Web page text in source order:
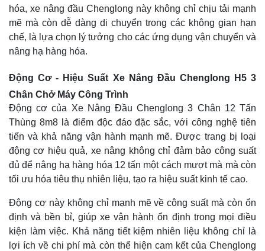
hóa, xe nâng đầu Chenglong này không chỉ chịu tải mạnh
mẽ mà còn dễ dàng di chuyển trong các không gian hạn
chế, là lựa chọn lý tưởng cho các ứng dụng vận chuyển và
nâng hạ hàng hóa.
Động Cơ - Hiệu Suất Xe Nâng Đầu Chenglong H5 3
Chân Chở Máy Công Trình
Động cơ của Xe Nâng Đầu Chenglong 3 Chân 12 Tấn
Thùng 8m8 là điểm độc đáo đặc sắc, với công nghệ tiên
tiến và khả năng vận hành mạnh mẽ. Được trang bị loại
động cơ hiệu quả, xe nâng không chỉ đảm bảo công suất
đủ để nâng hạ hàng hóa 12 tấn một cách mượt mà mà còn
tối ưu hóa tiêu thụ nhiên liệu, tạo ra hiệu suất kinh tế cao.
Động cơ này không chỉ mạnh mẽ về công suất mà còn ổn
định và bền bỉ, giúp xe vận hành ổn định trong mọi điều
kiện làm việc. Khả năng tiết kiệm nhiên liệu không chỉ là
lợi ích về chi phí mà còn thể hiện cam kết của Chenglong